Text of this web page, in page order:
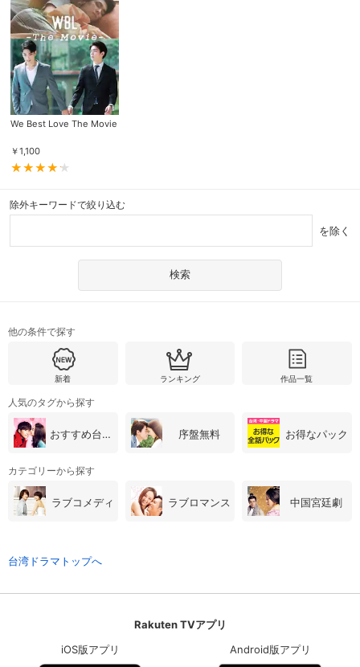
We Best Love The Movie
￥1,100
除外キーワードで絞り込む
を除く
他の条件で探す
新着 ランキング 作品一覧
人気のタグから探す
おすすめ台湾・中国ドラマ 序盤無料 お得なパック
カテゴリーから探す
ラブコメディ ラブロマンス 中国宮廷劇
台湾ドラマトップへ
Rakuten TVアプリ
iOS版アプリ
Android版アプリ